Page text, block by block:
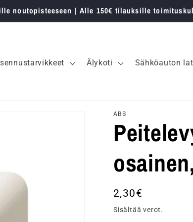
noutopisteeseen | Alle 150€ tilauksille
Älykoti Sähköauton
ABB
Normaalihinta
2,30€
Sisältää verot.